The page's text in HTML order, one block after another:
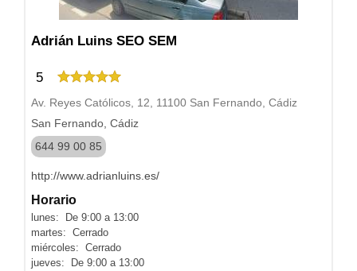
Adrián Luins SEO SEM
5
Av. Reyes Católicos, 12, 11100 San Fernando, Cádiz
San Fernando, Cádiz
644 99 00 85
http://www.adrianluins.es/
Horario
lunes: De 9:00 a 13:00
martes: Cerrado
miércoles: Cerrado
jueves: De 9:00 a 13:00